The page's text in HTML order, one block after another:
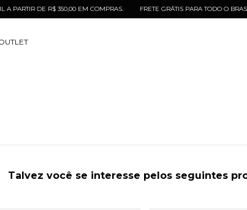
DE R$ 350,00 EM COMPRAS. FRETE GRÁTIS PARA TODO O BRASIL
Talvez você se interesse pelos seguintes